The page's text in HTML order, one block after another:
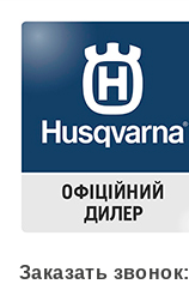
Заказать звонок: